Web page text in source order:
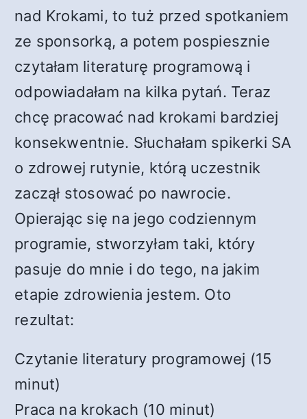
nad Krokami, to tuż przed spotkaniem
ze sponsorką, a potem pospiesznie
czytałam literaturę programową i
odpowiadałam na kilka pytań. Teraz
chcę pracować nad krokami bardziej
konsekwentnie. Słuchałam spikerki SA
o zdrowej rutynie, którą uczestnik
zaczął stosować po nawrocie.
Opierając się na jego codziennym
programie, stworzyłam taki, który
pasuje do mnie i do tego, na jakim
etapie zdrowienia jestem. Oto
rezultat:
Czytanie literatury programowej (15
minut)
Praca na krokach (10 minut)